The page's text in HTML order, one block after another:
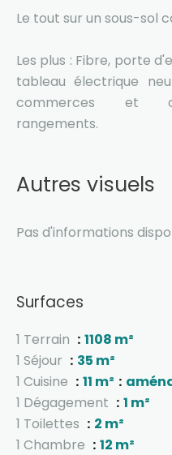
Le tout sur un sous-sol
Les plus : Fibre, porte
tableau électrique
commerces et
rangements.
Autres visuels
Pas d'informations
Surfaces
1 Terrain
1108 m²
1 Séjour
35 m²
1 Cuisine
11 m²
1 Dégagement
1 m²
1 Toilettes
2 m²
1 Chambre
12 m²